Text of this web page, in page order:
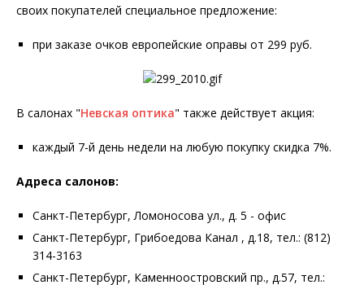
своих покупателей специальное предложение:
при заказе очков европейские оправы от 299 руб.
В салонах "Невская оптика" также действует акция:
каждый 7-й день недели на любую покупку скидка 7%.
Адреса салонов:
Санкт-Петербург, Ломоносова ул., д. 5 - офис
Санкт-Петербург, Грибоедова Канал , д.18, тел.: (812)
314-3163
Санкт-Петербург, Каменноостровский пр., д.57, тел.: